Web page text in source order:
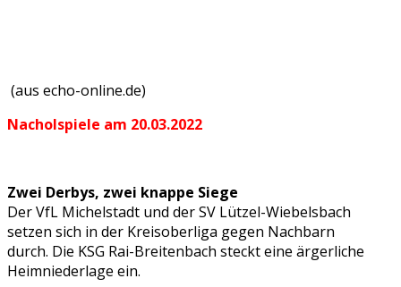
(aus echo-online.de)
Nacholspiele am 20.03.2022
Zwei Derbys, zwei knappe Siege
Der VfL Michelstadt und der SV Lützel-Wiebelsbach
setzen sich in der Kreisoberliga gegen Nachbarn
durch. Die KSG Rai-Breitenbach steckt eine ärgerliche
Heimniederlage ein.